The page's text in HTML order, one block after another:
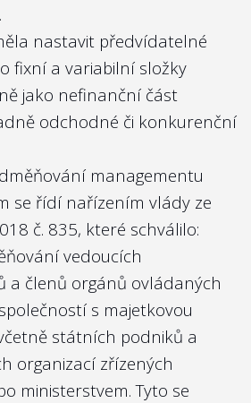
nastavit předvídatelné
fixní a variabilní složky
jako nefinanční část
odchodné či konkurenční
managementu
se řídí nařízením vlády ze
č. 835, které schválilo:
vedoucích
a členů orgánů ovládaných
s majetkovou
státních podniků a
organizací zřízených
ministerstvem. Tyto se